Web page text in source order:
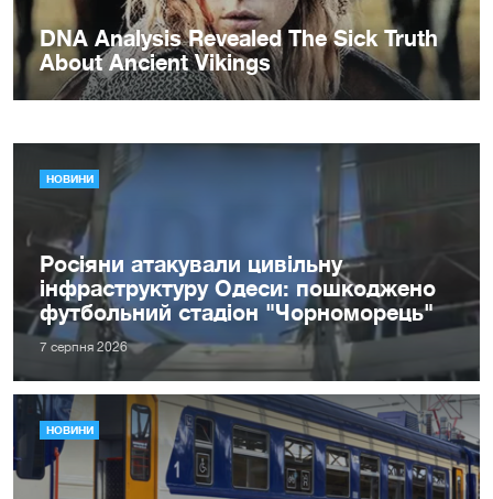
НОВИНИ
Росіяни атакували цивільну
інфраструктуру Одеси: пошкоджено
футбольний стадіон "Чорноморець"
7 серпня 2026
НОВИНИ